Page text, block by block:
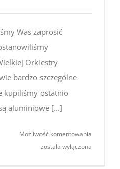
Was zaprosić
Orkiestry
bardzo szczególne
kupiliśmy ostatnio
aluminiowe [...]
Możliwość komentowania
została wyłączona